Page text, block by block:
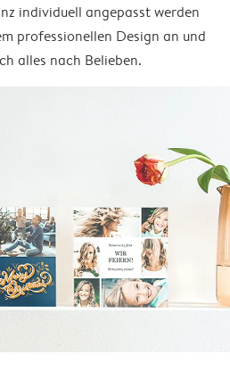
individuell angepasst werden
professionellen Design an und
alles nach Belieben.